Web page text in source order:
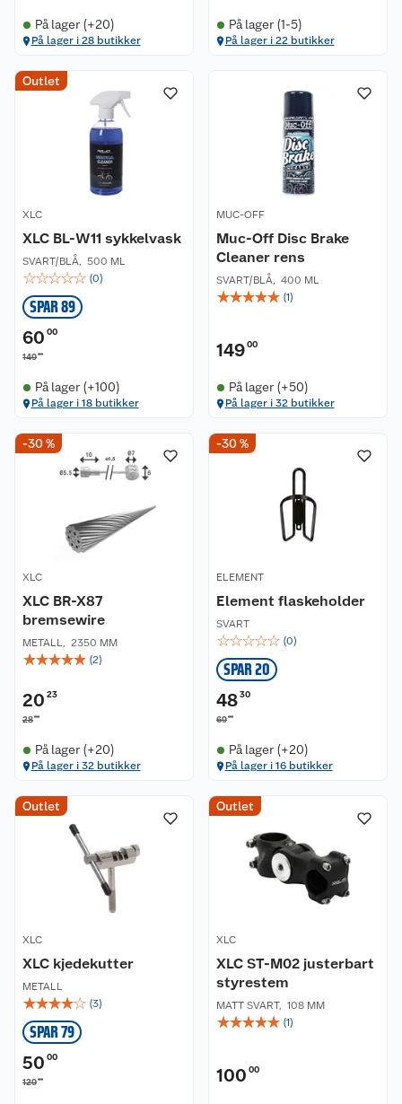
På lager (+20)
På lager i 28 butikker
På lager (1-5)
På lager i 22 butikker
Outlet
XLC
XLC BL-W11 sykkelvask
SVART/BLÅ, 500 ML
☆☆☆☆☆ (0)
SPAR 89
60 00
14900
På lager (+100)
På lager i 18 butikker
MUC-OFF
Muc-Off Disc Brake
Cleaner rens
SVART/BLÅ, 400 ML
☆☆☆☆☆ (1)
14900
På lager (+50)
På lager i 32 butikker
-30 %
XLC
XLC BR-X87
bremsewire
METALL, 2350 MM
☆☆☆☆☆ (2)
20 23
2890
På lager (+20)
På lager i 32 butikker
-30 %
ELEMENT
Element flaskeholder
SVART
☆☆☆☆☆ (0)
SPAR 20
4830
6900
På lager (+20)
På lager i 16 butikker
Outlet
XLC
XLC kjedekutter
METALL
☆☆☆☆☆ (3)
SPAR 79
50 00
12900
Outlet
XLC
XLC ST-M02 justerbart
styrestem
MATT SVART, 108 MM
☆☆☆☆☆ (1)
100 00
Om oss
Våre merkevarer
Coop kjeder
Ledige stillinger
Kundeservice
Kontakt oss
Angre- og returrett
Ofte stilte spørsmål
Betalingsalternativer
Leveringsalternativer
Åpent kjøp